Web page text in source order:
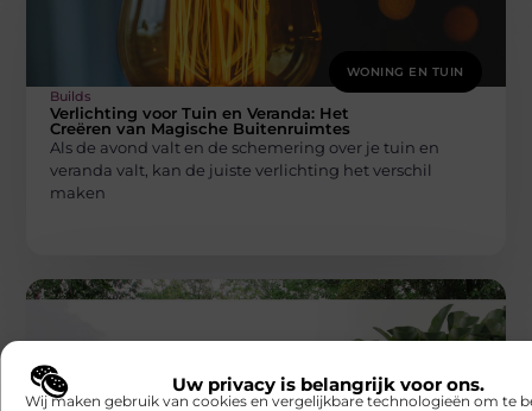
Uw privacy is belangrijk voor ons.
Wij maken gebruik van cookies en vergelijkbare technologieën om te
WONING EN TUIN
Builds
Verlichting voor Tuin en Veranda: Het
Creëren van Magische Buitenruimtes
Als de avond valt en de schemering over je tuin en
veranda valt, kan de juiste verlichting het verschil
maken